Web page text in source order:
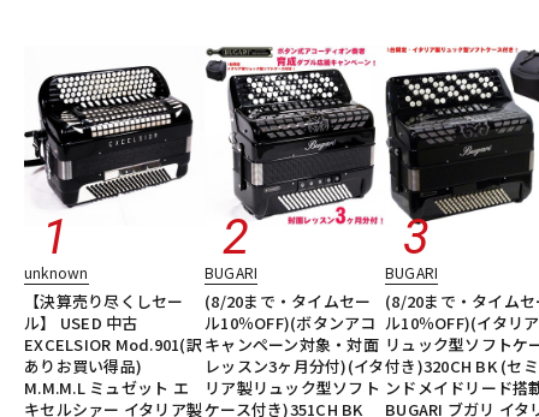
unknown
【決算売り尽くしセー
ル】 USED 中古
EXCELSIOR Mod.901(訳
ありお買い得品)
M.M.M.L ミュゼット エ
キセルシァー イタリア製
BUGARI
(8/20まで・タイムセー
ル10％OFF)(ボタンアコ
キャンペーン対象・対面
レッスン3ヶ月分付)(イタ
リア製リュック型ソフト
ケース付き)351CH BK
BUGARI
(8/20まで・タイム
ル10％OFF)(イタリ
リュック型ソフトケ
付き)320CH BK (セ
ンドメイドリード搭
BUGARI ブガリ イタ